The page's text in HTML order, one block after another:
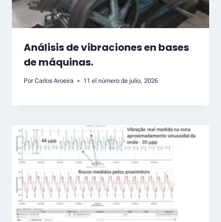
Análisis de vibraciones en bases
de máquinas.
Por Carlos Aroeira 11 el número de julio, 2026